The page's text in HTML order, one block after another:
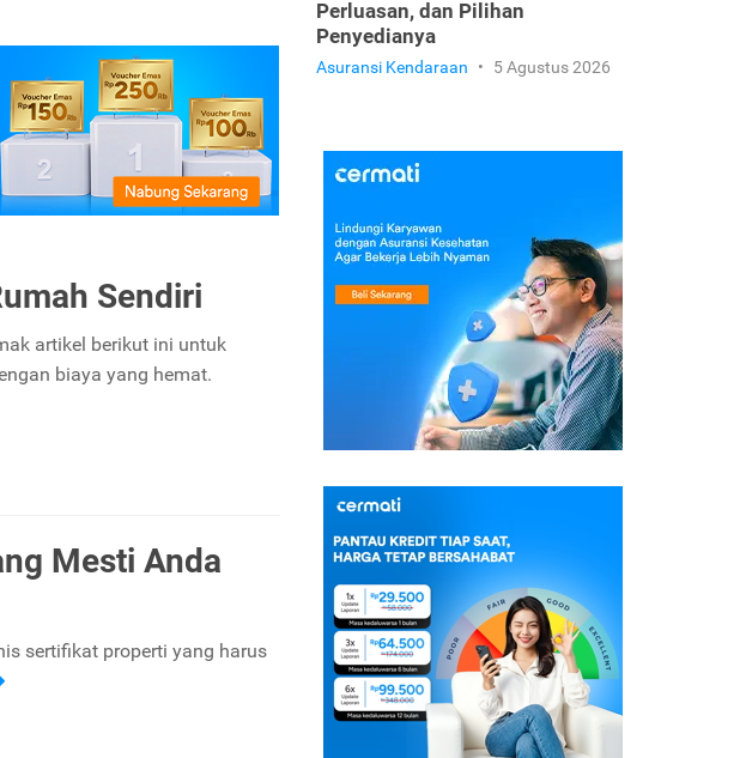
Sendiri
artikel berikut ini untuk
biaya yang hemat.
Mesti Anda
sertifikat properti yang harus
Perluasan, dan Pilihan
Penyedianya
Asuransi Kendaraan • 5 Agustus 2026